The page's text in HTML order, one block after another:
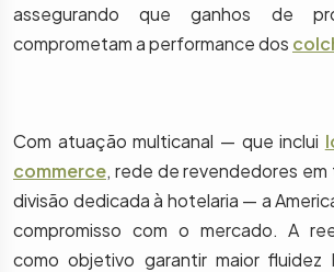
assegurando que ganhos de
comprometam a performance dos
Com atuação multicanal — que inclui
commerce, rede de revendedores em
divisão dedicada à hotelaria — a
compromisso com o mercado. A
como objetivo garantir maior fluidez